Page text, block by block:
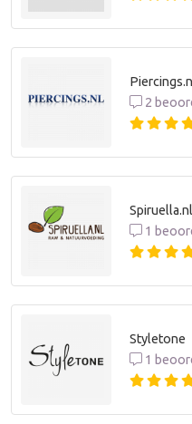
2
Spiruella.nl
1
Styletone
1